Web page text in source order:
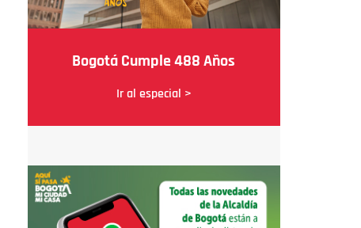
Bogotá Cumple 488 Años
Ir al especial >